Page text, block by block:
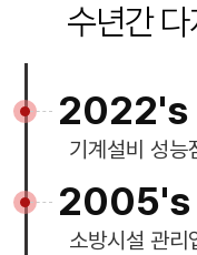
수년간
2022's
기계설비 성능
2005's
소방시설 관리